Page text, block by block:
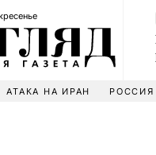
АТАКА НА ИРАН